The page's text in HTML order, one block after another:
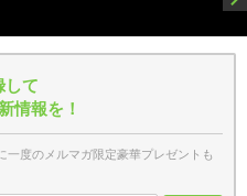
て
情報を！
度のメルマガ限定豪華プレゼントも